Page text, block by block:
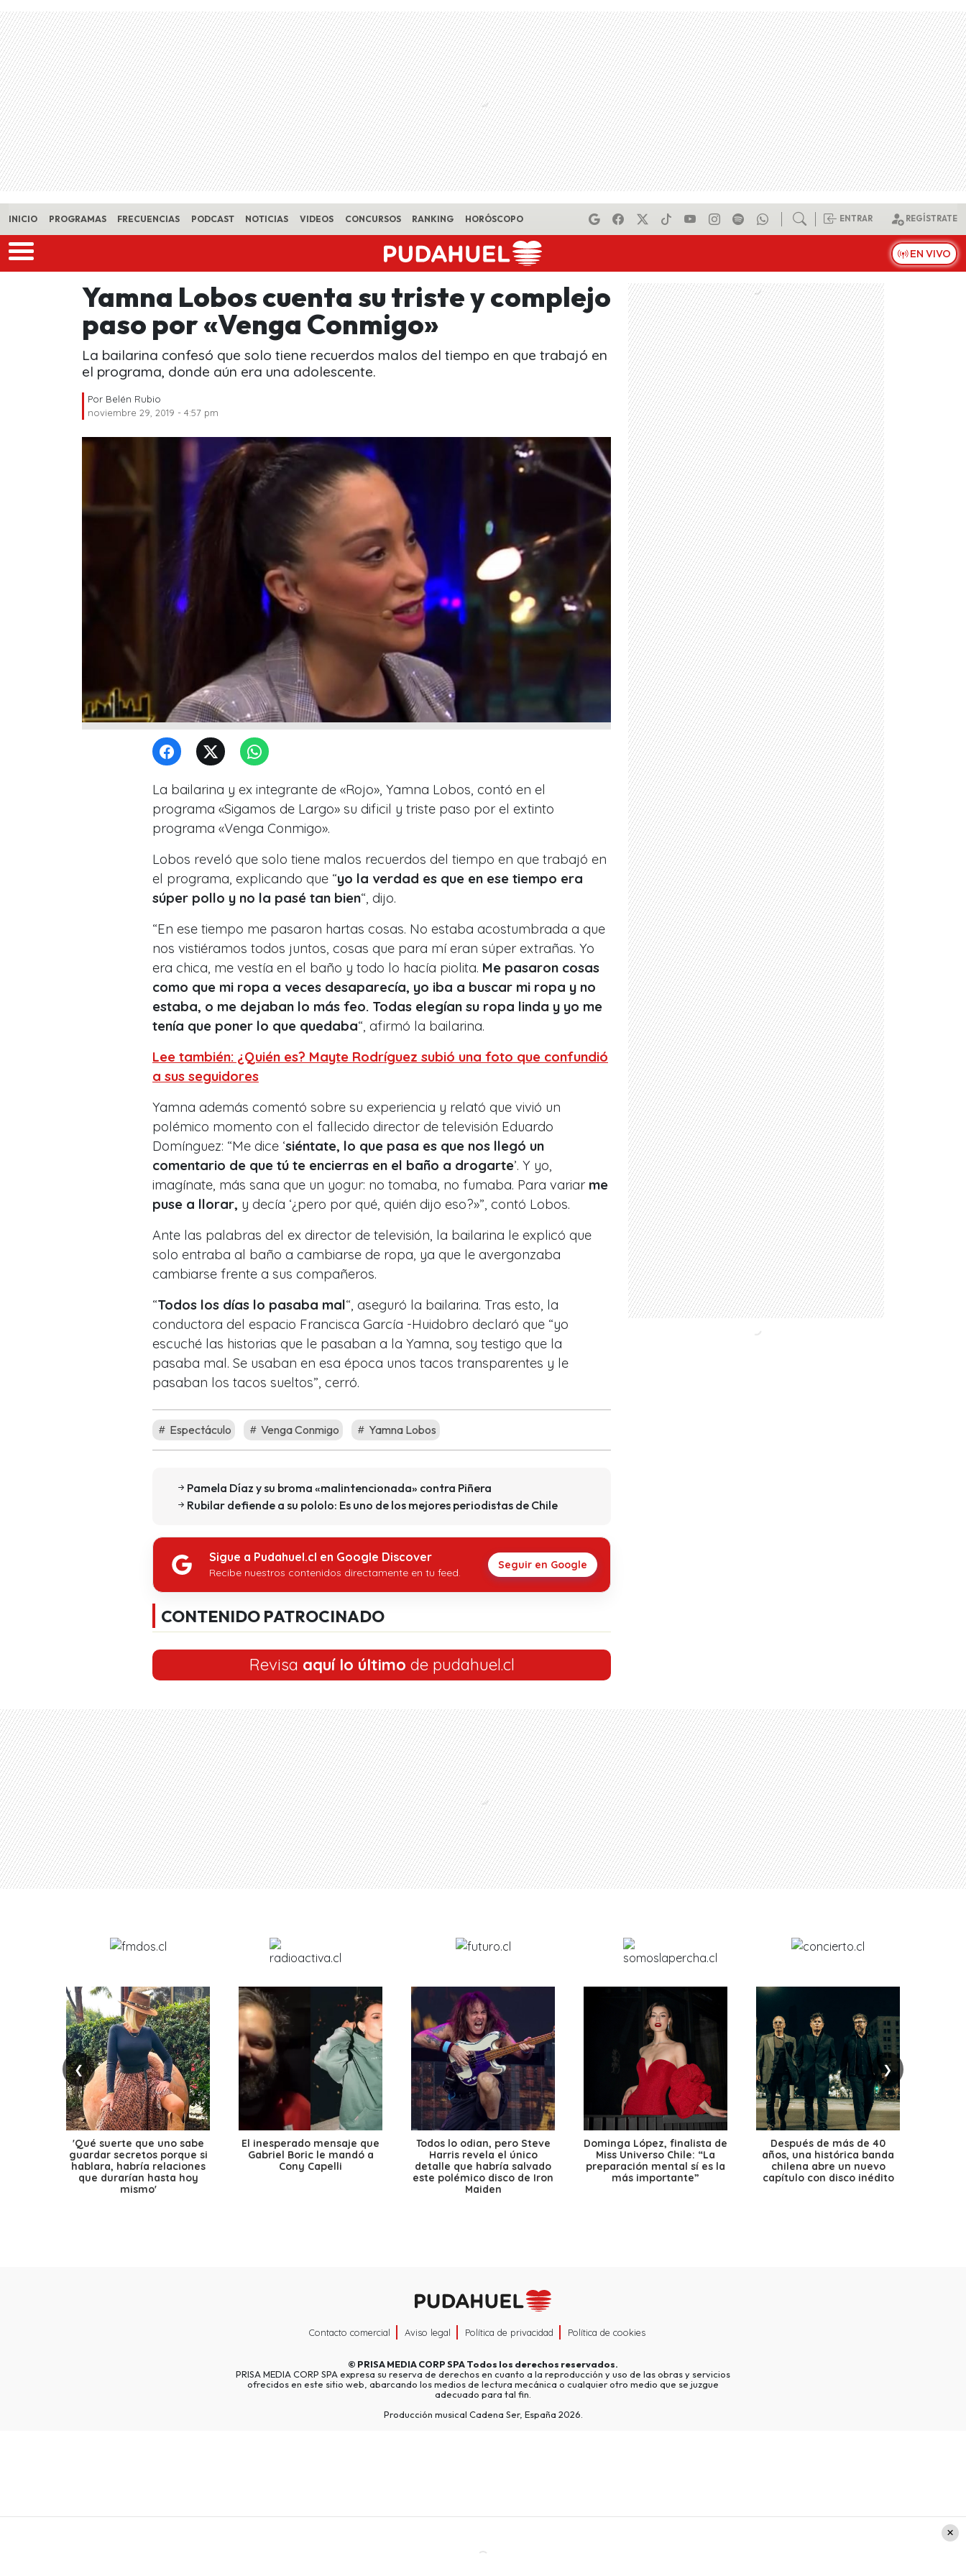
Skip to main content
INICIO PROGRAMAS FRECUENCIAS PODCAST NOTICIAS VIDEOS CONCURSOS RANKING HORÓSCOPO ENTRAR REGÍSTRATE
EN VIVO
Yamna Lobos cuenta su triste y complejo
paso por «Venga Conmigo»
La bailarina confesó que solo tiene recuerdos malos del tiempo en que trabajó en
el programa, donde aún era una adolescente.
Por Belén Rubio
noviembre 29, 2019 - 4:57 pm
La bailarina y ex integrante de «Rojo», Yamna Lobos, contó en el
programa «Sigamos de Largo» su dificil y triste paso por el extinto
programa «Venga Conmigo».
Lobos reveló que solo tiene malos recuerdos del tiempo en que trabajó en
el programa, explicando que “yo la verdad es que en ese tiempo era
súper pollo y no la pasé tan bien“, dijo.
“En ese tiempo me pasaron hartas cosas. No estaba acostumbrada a que
nos vistiéramos todos juntos, cosas que para mí eran súper extrañas. Yo
era chica, me vestía en el baño y todo lo hacía piolita. Me pasaron cosas
como que mi ropa a veces desaparecía, yo iba a buscar mi ropa y no
estaba, o me dejaban lo más feo. Todas elegían su ropa linda y yo me
tenía que poner lo que quedaba“, afirmó la bailarina.
Lee también: ¿Quién es? Mayte Rodríguez subió una foto que confundió
a sus seguidores
Yamna además comentó sobre su experiencia y relató que vivió un
polémico momento con el fallecido director de televisión Eduardo
Domínguez: “Me dice ‘siéntate, lo que pasa es que nos llegó un
comentario de que tú te encierras en el baño a drogarte’. Y yo,
imagínate, más sana que un yogur: no tomaba, no fumaba. Para variar me
puse a llorar, y decía ‘¿pero por qué, quién dijo eso?»”, contó Lobos.
Ante las palabras del ex director de televisión, la bailarina le explicó que
solo entraba al baño a cambiarse de ropa, ya que le avergonzaba
cambiarse frente a sus compañeros.
“Todos los días lo pasaba mal“, aseguró la bailarina. Tras esto, la
conductora del espacio Francisca García -Huidobro declaró que “yo
escuché las historias que le pasaban a la Yamna, soy testigo que la
pasaba mal. Se usaban en esa época unos tacos transparentes y le
pasaban los tacos sueltos”, cerró.
Espectáculo Venga Conmigo Yamna Lobos
Pamela Díaz y su broma «malintencionada» contra Piñera
Rubilar defiende a su pololo: Es uno de los mejores periodistas de Chile
Sigue a Pudahuel.cl en Google Discover
Recibe nuestros contenidos directamente en tu feed.
Seguir en Google
CONTENIDO PATROCINADO
Revisa aquí lo último de pudahuel.cl
❮ ❯
'Qué suerte que uno sabe
guardar secretos porque si
hablara, habría relaciones
que durarían hasta hoy
mismo'
El inesperado mensaje que
Gabriel Boric le mandó a
Cony Capelli
Todos lo odian, pero Steve
Harris revela el único
detalle que habría salvado
este polémico disco de Iron
Maiden
Dominga López, finalista de
Miss Universo Chile: “La
preparación mental sí es la
más importante”
Después de más de 40
años, una histórica banda
chilena abre un nuevo
capítulo con disco inédito
Contacto comercial Aviso legal Política de privacidad Política de cookies
© PRISA MEDIA CORP SPATodos los derechos reservados.
PRISA MEDIA CORP SPA expresa su reserva de derechos en cuanto a la reproducción y uso de las obras y servicios
ofrecidos en este sitio web, abarcando los medios de lectura mecánica o cualquier otro medio que se juzgue
adecuado para tal fin.
Producción musical Cadena Ser, España 2026.